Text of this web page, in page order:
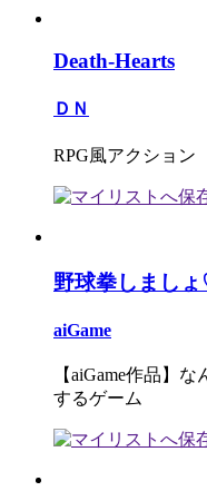
Death-Hearts
ＤＮ
RPG風アクション
野球拳しまし
aiGame
【aiGame作品】
するゲーム